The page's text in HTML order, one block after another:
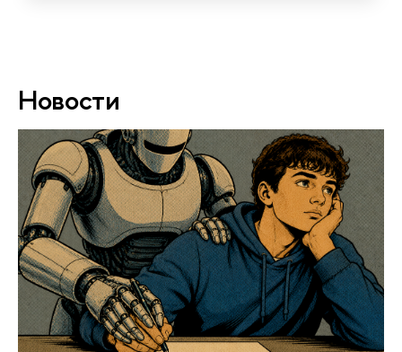
Новости